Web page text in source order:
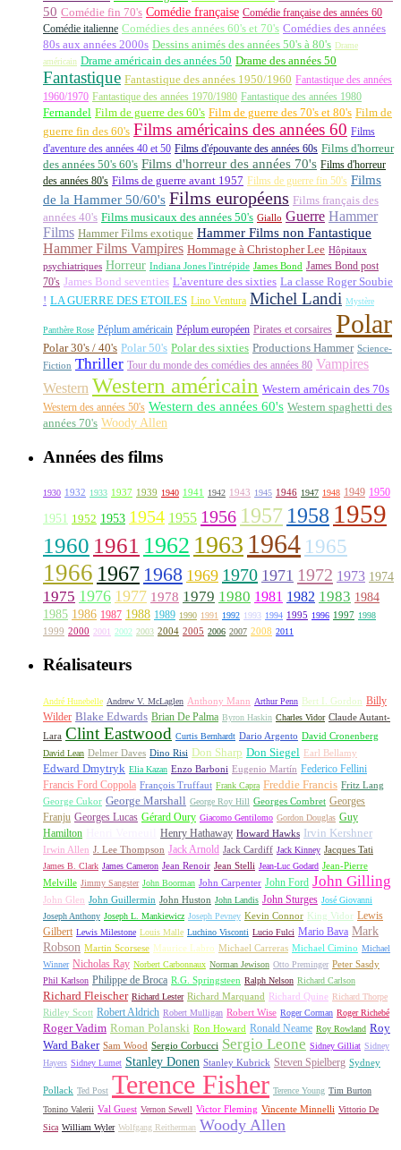
50 Comédie fin 70's Comédie française Comédie française des années 60
Comédie italienne Comédies des années 60's et 70's Comédies des années
80s aux années 2000s Dessins animés des années 50's à 80's Drame
américain Drame américain des années 50 Drame des années 50
Fantastique Fantastique des années 1950/1960 Fantastique des années
1960/1970 Fantastique des années 1970/1980 Fantastique des années 1980
Fernandel Film de guerre des 60's Film de guerre des 70's et 80's Film de
guerre fin des 60's Films américains des années 60 Films
d'aventure des années 40 et 50 Films d'épouvante des années 60s Films d'horreur
des années 50's 60's Films d'horreur des années 70's Films d'horreur
des années 80's Films de guerre avant 1957 Films de guerre fin 50's Films
de la Hammer 50/60's Films européens Films français des
années 40's Films musicaux des années 50's Giallo Guerre Hammer
Films Hammer Films exotique Hammer Films non Fantastique
Hammer Films Vampires Hommage à Christopher Lee Hôpitaux
psychiatriques Horreur Indiana Jones l'intrépide James Bond James Bond post
70's James Bond seventies L'aventure des sixties La classe Roger Soubie
! LA GUERRE DES ETOILES Lino Ventura Michel Landi Mystère
Panthère Rose Péplum américain Péplum européen Pirates et corsaires Polar
Polar 30's / 40's Polar 50's Polar des sixties Productions Hammer Science-
Fiction Thriller Tour du monde des comédies des années 80 Vampires
Western Western américain Western américain des 70s
Western des années 50's Western des années 60's Western spaghetti des
années 70's Woody Allen
Années des films
1930 1932 1933 1937 1939 1940 1941 1942 1943 1945 1946 1947 1948 1949 1950
1951 1952 1953 1954 1955 1956 1957 1958 1959
1960 1961 1962 1963 1964 1965
1966 1967 1968 1969 1970 1971 1972 1973 1974
1975 1976 1977 1978 1979 1980 1981 1982 1983 1984
1985 1986 1987 1988 1989 1990 1991 1992 1993 1994 1995 1996 1997 1998
1999 2000 2001 2002 2003 2004 2005 2006 2007 2008 2011
Réalisateurs
André Hunebelle Andrew V. McLaglen Anthony Mann Arthur Penn Bert I. Gordon Billy
Wilder Blake Edwards Brian De Palma Byron Haskin Charles Vidor Claude Autant-
Lara Clint Eastwood Curtis Bernhardt Dario Argento David Cronenberg
David Lean Delmer Daves Dino Risi Don Sharp Don Siegel Earl Bellamy
Edward Dmytryk Elia Kazan Enzo Barboni Eugenio Martín Federico Fellini
Francis Ford Coppola François Truffaut Frank Capra Freddie Francis Fritz Lang
George Cukor George Marshall George Roy Hill Georges Combret Georges
Franju Georges Lucas Gérard Oury Giacomo Gentilomo Gordon Douglas Guy
Hamilton
Henry Hathaway Howard Hawks Irvin Kershner
Irwin Allen J. Lee Thompson Jack Arnold Jack Cardiff Jack Kinney Jacques Tati
James B. Clark James Cameron Jean Renoir Jean Stelli Jean-Luc Godard Jean-Pierre
Melville Jimmy Sangster John Boorman John Carpenter John Ford John Gilling
John Glen John Guillermin John Huston John Landis John Sturges José Giovanni
Joseph Anthony Joseph L. Mankiewicz Joseph Pevney Kevin Connor King Vidor Lewis
Gilbert Lewis Milestone Louis Malle Luchino Visconti Lucio Fulci Mario Bava Mark
Robson Martin Scorsese Maurice Labro Michael Carreras Michael Cimino Michael
Winner Nicholas Ray Norbert Carbonnaux Norman Jewison Otto Preminger Peter Sasdy
Phil Karlson Philippe de Broca R.G. Springsteen Ralph Nelson Richard Carlson
Richard Fleischer Richard Lester Richard Marquand Richard Quine Richard Thorpe
Ridley Scott Robert Aldrich Robert Mulligan Robert Wise Roger Corman Roger Richebé
Roger Vadim Roman Polanski Ron Howard Ronald Neame Roy Rowland Roy
Ward Baker Sam Wood Sergio Corbucci Sergio Leone Sidney Gilliat Sidney
Hayers Sidney Lumet Stanley Donen Stanley Kubrick Steven Spielberg Sydney
Pollack Ted Post Terence Fisher Terence Young Tim Burton
Tonino Valerii Val Guest Vernon Sewell Victor Fleming Vincente Minnelli Vittorio De
Sica William Wyler Wolfgang Reitherman Woody Allen